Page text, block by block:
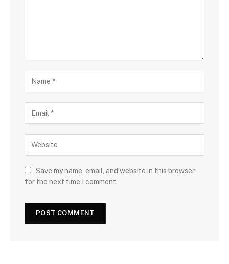
Save my name, email, and website in this browser
for the next time I comment.